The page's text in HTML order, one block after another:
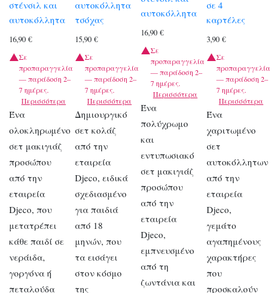
στένσιλ και
αυτοκόλλητα
16,90 €
Σε
προπαραγγελία
— παράδοση 2–
7 ημέρες.
Περισσότερα
Ένα
ολοκληρωμένο
σετ μακιγιάζ
προσώπου
από την
εταιρεία
Djeco, που
μετατρέπει
κάθε παιδί σε
νεράιδα,
γοργόνα ή
πεταλούδα
αυτοκόλλητα
τσόχας
15,90€
Σε
προπαραγγελία
— παράδοση 2–
7 ημέρες.
Περισσότερα
Δημιουργικό
σετ κολάζ
από την
εταιρεία
Djeco, ειδικά
σχεδιασμένο
για παιδιά
από 18
μηνών, που
τα εισάγει
στον κόσμο
της
αυτοκόλλητα
16,90€
Σε
προπαραγγελία
— παράδοση 2–
7 ημέρες.
Περισσότερα
Ένα
πολύχρωμο
και
εντυπωσιακό
σετ μακιγιάζ
προσώπου
από την
εταιρεία
Djeco,
εμπνευσμένο
από τη
ζωντάνια και
σε 4
καρτέλες
3,90€
Σε
προπαραγγελία
— παράδοση 2–
7 ημέρες.
Περισσότερα
Ένα
χαριτωμένο
σετ
αυτοκόλλητων
από την
εταιρεία
Djeco,
γεμάτο
αγαπημένους
χαρακτήρες
που
προσκαλούν